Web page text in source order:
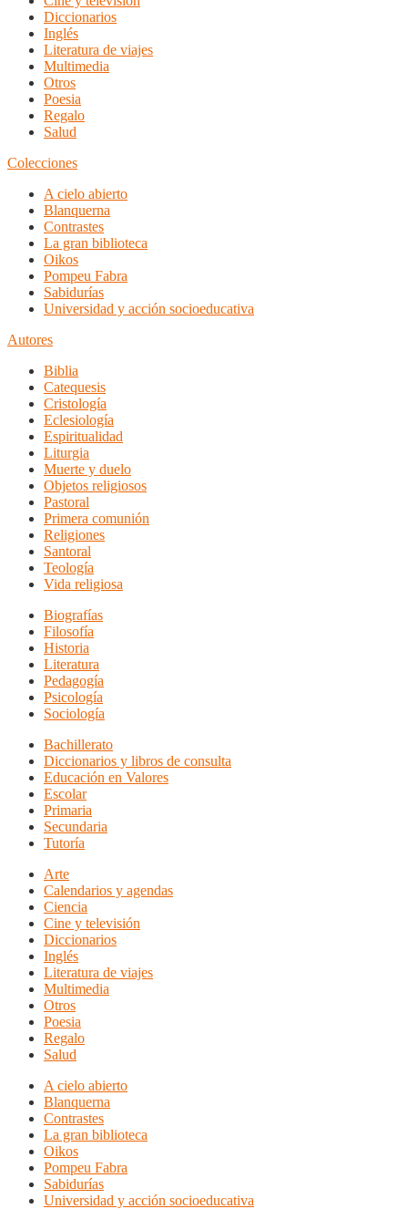
Diccionarios
Inglés
Literatura de viajes
Multimedia
Otros
Poesia
Regalo
Salud
Colecciones
A cielo abierto
Blanquerna
Contrastes
La gran biblioteca
Oikos
Pompeu Fabra
Sabidurías
Universidad y acción socioeducativa
Autores
Biblia
Catequesis
Cristología
Eclesiología
Espiritualidad
Liturgia
Muerte y duelo
Objetos religiosos
Pastoral
Primera comunión
Religiones
Santoral
Teología
Vida religiosa
Biografías
Filosofía
Historia
Literatura
Pedagogía
Psicología
Sociología
Bachillerato
Diccionarios y libros de consulta
Educación en Valores
Escolar
Primaria
Secundaria
Tutoría
Arte
Calendarios y agendas
Ciencia
Cine y televisión
Diccionarios
Inglés
Literatura de viajes
Multimedia
Otros
Poesia
Regalo
Salud
A cielo abierto
Blanquerna
Contrastes
La gran biblioteca
Oikos
Pompeu Fabra
Sabidurías
Universidad y acción socioeducativa